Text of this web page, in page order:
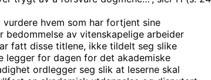
hvem som har fortjent sine
av vitenskapelige arbeider
fatt disse titlene, ikke tildelt seg slike
legger for dagen for det akademiske
ordlegger seg slik at leserne skal